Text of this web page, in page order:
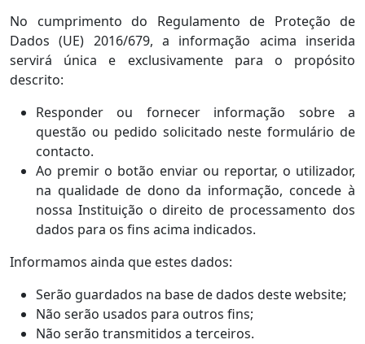
No cumprimento do Regulamento de Proteção de
Dados (UE) 2016/679, a informação acima inserida
servirá única e exclusivamente para o propósito
descrito:
Responder ou fornecer informação sobre a
questão ou pedido solicitado neste formulário de
contacto.
Ao premir o botão enviar ou reportar, o utilizador,
na qualidade de dono da informação, concede à
nossa Instituição o direito de processamento dos
dados para os fins acima indicados.
Informamos ainda que estes dados:
Serão guardados na base de dados deste website;
Não serão usados para outros fins;
Não serão transmitidos a terceiros.